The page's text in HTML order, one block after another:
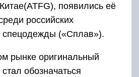
появились её
российских
спецодежды («Сплав»).
рынке оригинальный
обозначаться